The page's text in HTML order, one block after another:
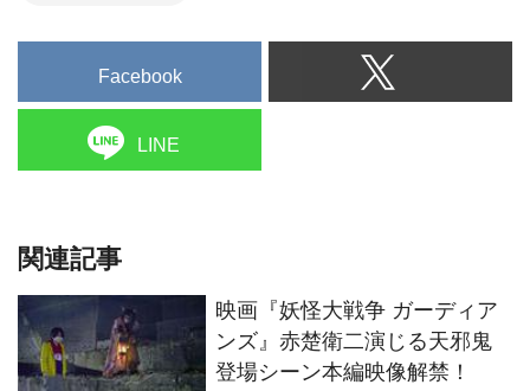
Facebook
LINE
関連記事
映画『妖怪大戦争 ガーディア
ンズ』赤楚衛二演じる天邪鬼
登場シーン本編映像解禁！